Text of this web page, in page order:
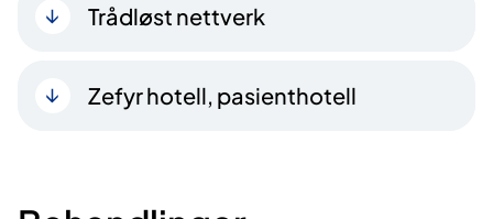
Trådløst nettverk
Zefyr hotell, pasienthotell